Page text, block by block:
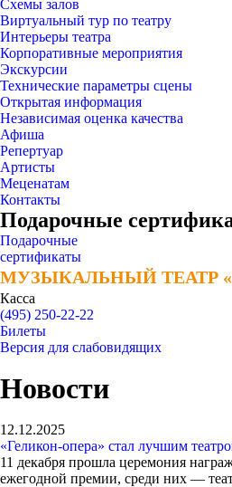
Схемы залов
Виртуальный тур по театру
Интерьеры театра
Корпоративные мероприятия
Экскурсии
Технические параметры сцены
Открытая информация
Независимая оценка качества
Афиша
Репертуар
Артисты
Меценатам
Контакты
Подарочные
Подарочные
сертификаты
МУЗЫКАЛЬНЫЙ ТЕАТР
МУЗЫКАЛЬНЫЙ ТЕАТР
Касса
(495) 250-22-22
Билеты
Версия для слабовидящих
Новости
12.12.2025
«Геликон-опера» стал лучшим
11 декабря прошла церемония
ежегодной премии, среди них —